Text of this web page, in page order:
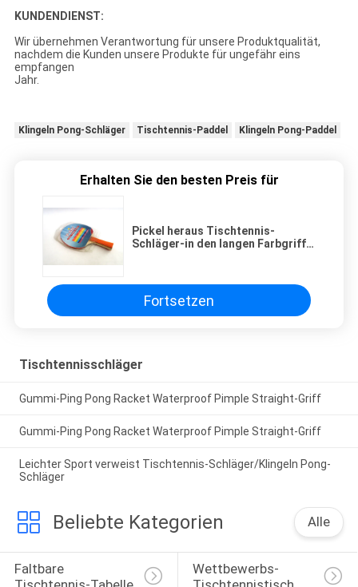
KUNDENDIENST:
Wir übernehmen Verantwortung für unsere Produktqualität,
nachdem die Kunden unsere Produkte für ungefähr eins
empfangen
Jahr.
Klingeln Pong-Schläger Tischtennis-Paddel Klingeln Pong-Paddel
Erhalten Sie den besten Preis für
Pickel heraus Tischtennis-
Schläger-in den langen Farbgriff-
Fortsetzen
Tischtennisschläger
Gummi-Ping Pong Racket Waterproof Pimple Straight-Griff
Gummi-Ping Pong Racket Waterproof Pimple Straight-Griff
Leichter Sport verweist Tischtennis-Schläger/Klingeln Pong-
Schläger
Beliebte Kategorien Alle
Faltbare
Wettbewerbs-